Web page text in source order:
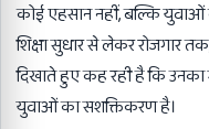
कोई एहसान नहीं, बल्कि
शिक्षा सुधार से लेकर रोजगार
दिखाते हुए कह रही है कि
युवाओं का सशक्तिकरण है।